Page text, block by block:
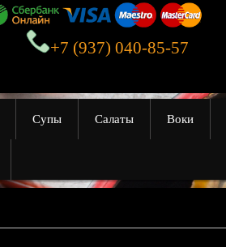
+7 (937) 040-85-57
Супы Салаты Воки